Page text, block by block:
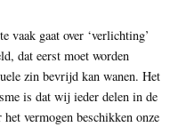
vaak gaat over ‘verlichting’
dat eerst moet worden
zin bevrijd kan wanen. Het
is dat wij ieder delen in de
vermogen beschikken onze